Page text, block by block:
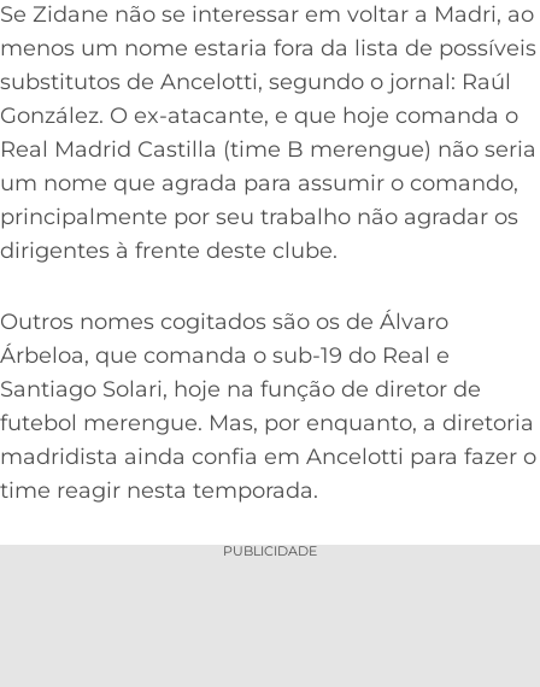
Se Zidane não se interessar em voltar a Madri, ao
menos um nome estaria fora da lista de possíveis
substitutos de Ancelotti, segundo o jornal: Raúl
González. O ex-atacante, e que hoje comanda o
Real Madrid Castilla (time B merengue) não seria
um nome que agrada para assumir o comando,
principalmente por seu trabalho não agradar os
dirigentes à frente deste clube.
Outros nomes cogitados são os de Álvaro
Árbeloa, que comanda o sub-19 do Real e
Santiago Solari, hoje na função de diretor de
futebol merengue. Mas, por enquanto, a diretoria
madridista ainda confia em Ancelotti para fazer o
time reagir nesta temporada.
PUBLICIDADE